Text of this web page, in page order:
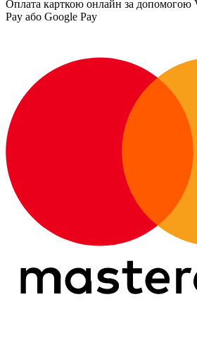
Оплата карткою онлайн за допомогою
Pay або Google Pay